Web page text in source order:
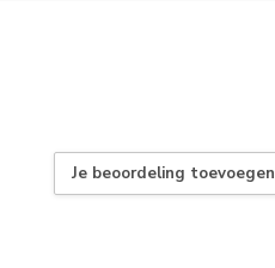
Je beoordeling toevoegen